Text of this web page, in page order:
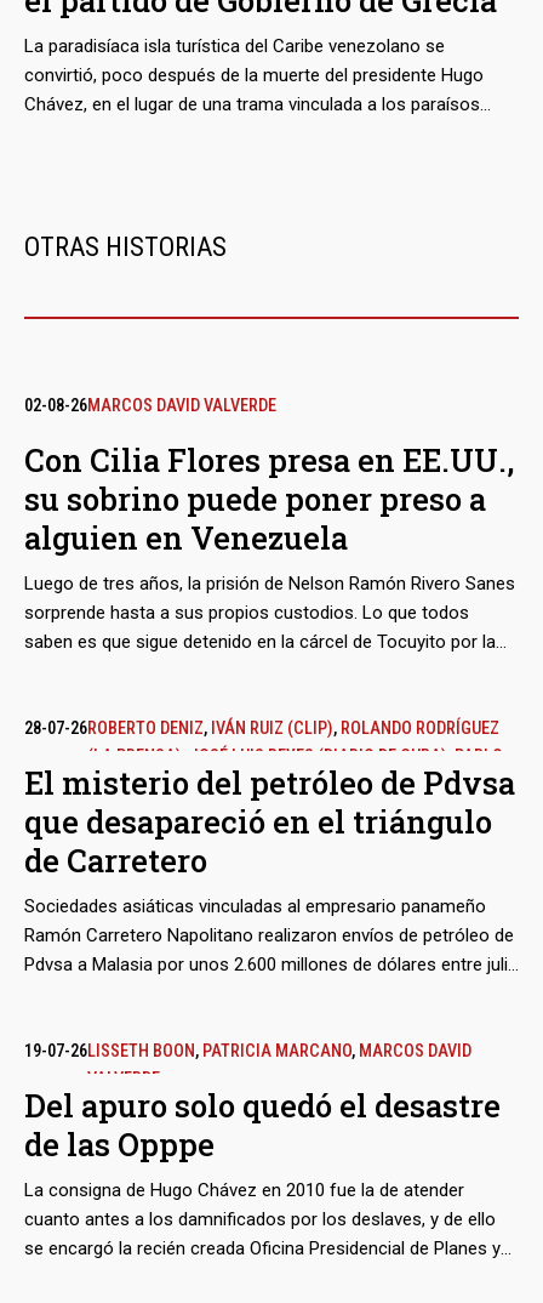
La paradisíaca isla turística del Caribe venezolano se
convirtió, poco después de la muerte del presidente Hugo
Chávez, en el lugar de una trama vinculada a los paraísos
sé sabe con quién se reunieron, pero sí cómo completaron
OTRAS HISTORIAS
02-08-26MARCOS DAVID VALVERDE
Con Cilia Flores presa en EE.UU.,
su sobrino puede poner preso a
alguien en Venezuela
Luego de tres años, la prisión de Nelson Ramón Rivero Sanes
sorprende hasta a sus propios custodios. Lo que todos
saben es que sigue detenido en la cárcel de Tocuyito por la
Carabobo, sobrino de la otrora ‘Primera Combatiente’ y
y hasta caprichosos bastaron para armarle un caso judicial,
cuyos efectos siguen vigentes, a pesar de la caída del
madurismo y los cambios políticos del interinato.
28-07-26ROBERTO DENIZ, IVÁN RUIZ (CLIP), ROLANDO RODRÍGUEZ
(LA PRENSA)
JOSÉ LUIS REYES (DIARIO DE CUBA) PABLO
DÍAZ ESPÍ (DIARIO DE CUBA),ANNARELLA GRIMAL (DIARIO
DE CUBA),MIRTA FERNÁNDEZ LAFFITTE (DIARIO DE CUBA)
TRANSPARENCIA VENEZUELA EN EL EXILIO
El misterio del petróleo de Pdvsa
que desapareció en el triángulo
de Carretero
Sociedades asiáticas vinculadas al empresario panameño
Ramón Carretero Napolitano realizaron envíos de petróleo de
Pdvsa a Malasia por unos 2.600 millones de dólares entre julio
a Cuba, en medio de la crisis energética que durante ese
figuran en ningún registro marítimo internacional y terminaron
siendo inciertos.
19-07-26LISSETH BOON, PATRICIA MARCANO, MARCOS DAVID
VALVERDE
Del apuro solo quedó el desastre
de las Opppe
La consigna de Hugo Chávez en 2010 fue la de atender
cuanto antes a los damnificados por los deslaves, y de ello
se encargó la recién creada Oficina Presidencial de Planes y